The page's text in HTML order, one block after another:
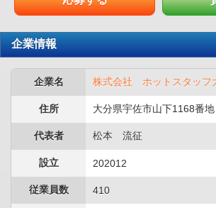
企業情報
企業名 株式会社 ホットスタッフ
住所 大分県宇佐市山下1168番地
代表者 松本 流征
設立 202012
従業員数 410